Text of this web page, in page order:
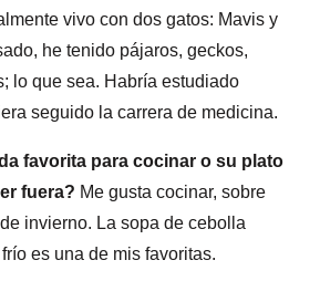
vivo con dos gatos: Mavis y
he tenido pájaros, geckos,
lo que sea. Habría estudiado
seguido la carrera de medicina.
favorita para cocinar o su plato
fuera? Me gusta cocinar, sobre
invierno. La sopa de cebolla
es una de mis favoritas.